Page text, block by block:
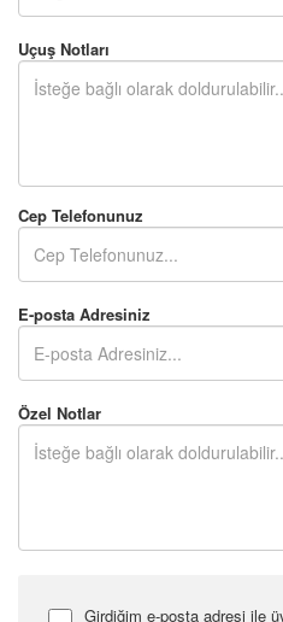
Uçuş Notları
Cep Telefonunuz
E-posta Adresiniz
Özel Notlar
Girdiğim e-posta adresi ile